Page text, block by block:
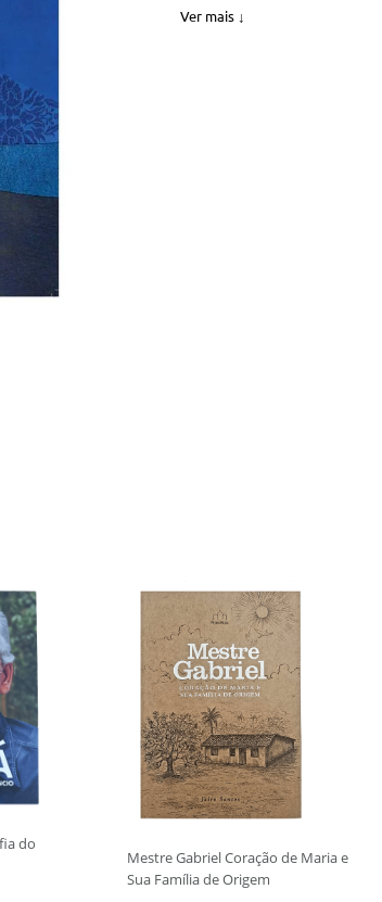
Ver mais ↓
do
Mestre Gabriel Coração de Maria e
Sua Família de Origem